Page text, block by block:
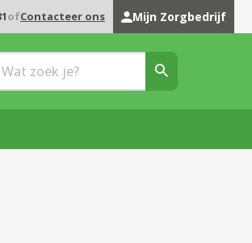
ofContacteer ons Mijn Zorgbedrijf